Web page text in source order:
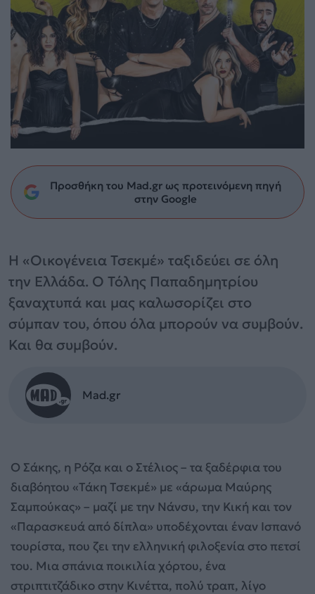
Προσθήκη του Mad.gr ως προτεινόμενη πηγή
στην Google
Η «Οικογένεια Τσεκμέ» ταξιδεύει σε όλη
την Ελλάδα. Ο Τόλης Παπαδημητρίου
ξαναχτυπά και μας καλωσορίζει στο
σύμπαν του, όπου όλα μπορούν να συμβούν.
Και θα συμβούν.
Mad.gr
Ο Σάκης, η Ρόζα και ο Στέλιος – τα ξαδέρφια του
διαβόητου «Τάκη Τσεκμέ» με «άρωμα Μαύρης
Σαμπούκας» – μαζί με την Νάνσυ, την Κική και τον
«Παρασκευά από δίπλα» υποδέχονται έναν Ισπανό
τουρίστα, που ζει την ελληνική φιλοξενία στο πετσί
του. Μια σπάνια ποικιλία χόρτου, ένα
στριπτιτζάδικο στην Κινέττα, πολύ τραπ, λίγο